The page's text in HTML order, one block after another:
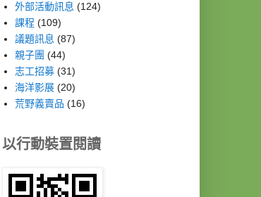
外部活動訊息 (124)
課程 (109)
議題訊息 (87)
親子團 (44)
志工招募 (31)
海洋影展 (20)
荒野義賣品 (16)
以行動裝置閱讀